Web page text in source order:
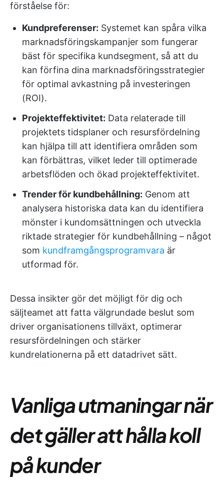
förståelse för:
Kundpreferenser: Systemet kan spåra vilka
marknadsföringskampanjer som fungerar
bäst för specifika kundsegment, så att du
kan förfina dina marknadsföringsstrategier
för optimal avkastning på investeringen
(ROI).
Projekteffektivitet: Data relaterade till
projektets tidsplaner och resursfördelning
kan hjälpa till att identifiera områden som
kan förbättras, vilket leder till optimerade
arbetsflöden och ökad projekteffektivitet.
Trender för kundbehållning: Genom att
analysera historiska data kan du identifiera
mönster i kundomsättningen och utveckla
riktade strategier för kundbehållning – något
som kundframgångsprogramvara är
utformad för.
Dessa insikter gör det möjligt för dig och
säljteamet att fatta välgrundade beslut som
driver organisationens tillväxt, optimerar
resursfördelningen och stärker
kundrelationerna på ett datadrivet sätt.
Vanliga utmaningar när
det gäller att hålla koll
på kunder